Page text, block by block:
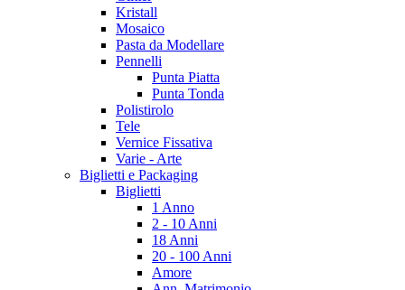
Kristall
Mosaico
Pasta da Modellare
Pennelli
Punta Piatta
Punta Tonda
Polistirolo
Tele
Vernice Fissativa
Varie - Arte
Biglietti e Packaging
Biglietti
1 Anno
2 - 10 Anni
18 Anni
20 - 100 Anni
Amore